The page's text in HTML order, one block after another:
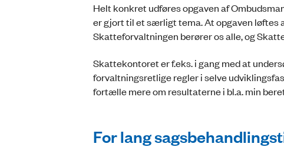
Helt konkret udføres opgaven af
er gjort til et særligt tema. At opgaven løftes
Skatteforvaltningen berører os alle, og
Skattekontoret er f.eks. i gang med at
forvaltningsretlige regler i selve
fortælle mere om resultaterne i bl.a. min
For lang